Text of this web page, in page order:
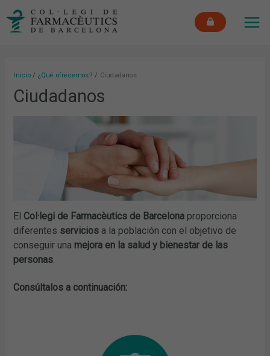
Inicio ¿Qué ofrecemos? Ciudadanos
Ciudadanos
El Col·legi de Farmacèutics de Barcelona proporciona
diferentes servicios a la población con el objetivo de
conseguir una mejora en la salud y bienestar de las
personas.
Consúltalos a continuación: